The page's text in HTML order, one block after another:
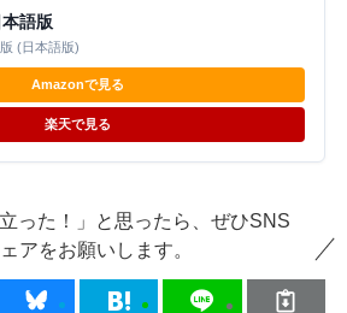
語版
(日本語版)
Amazonで見る
楽天で見る
った！」と思ったら、ぜひSNS
アをお願いします。